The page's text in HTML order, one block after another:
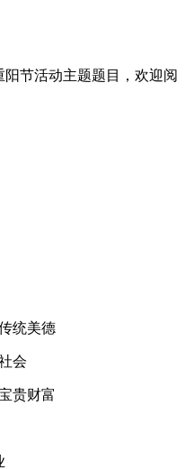
节活动主题题目，欢迎阅
统美德
会
贵财富